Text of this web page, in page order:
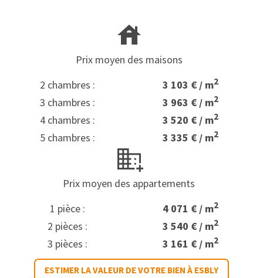
Prix moyen des maisons
2 chambres :
3 103 € / m2
3 chambres : 3 963 € / m2
4 chambres : 3 520 € / m2
5 chambres : 3 335 € / m2
Prix moyen des appartements
1 pièce :
4 071 € / m2
2 pièces : 3 540 € / m2
3 pièces : 3 161 € / m2
ESTIMER LA VALEUR DE VOTRE BIEN À ESBLY